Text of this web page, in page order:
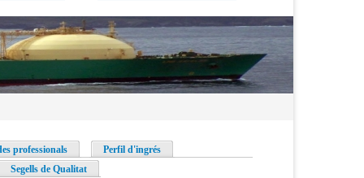
professionals
Perfil d'ingrés
Segells de Qualitat